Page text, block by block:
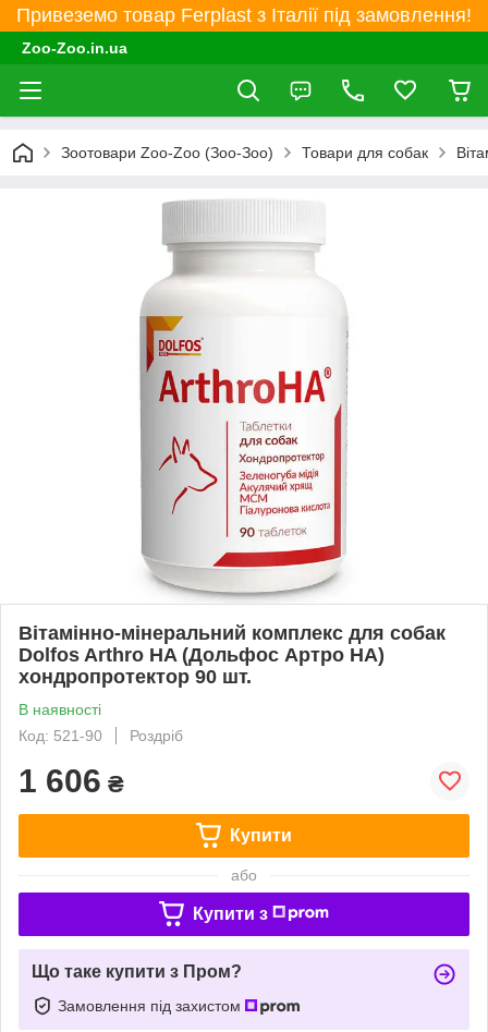
Привеземо товар Ferplast з Італії під замовлення!
Zoo-Zoo.in.ua
Зоотовари Zoo-Zoo (Зоо-Зоо) Товари для собак
Вітамінно-мінеральний комплекс для собак
Dolfos Arthro HA (Дольфос Артро НА)
хондропротектор 90 шт.
В наявності
Код: 521-90
Роздріб
1 606 ₴
Купити
або
Купити з
Що таке купити з Пром?
Замовлення під захистом